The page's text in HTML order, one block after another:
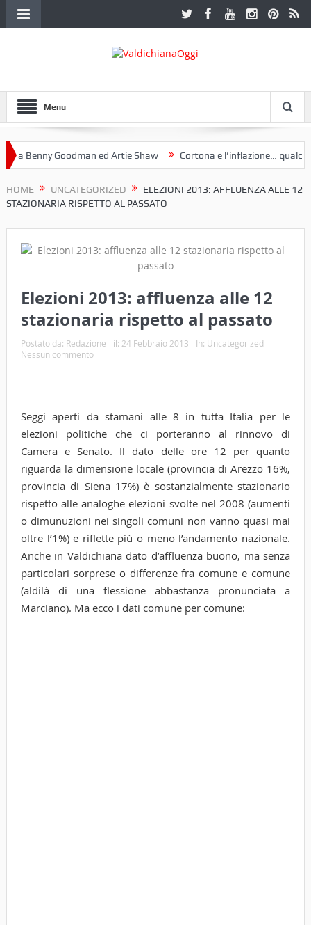
Menu
Benny Goodman ed Artie Shaw Cortona e l’inflazione… qualche
HOME UNCATEGORIZED
ELEZIONI 2013: AFFLUENZA ALLE 12
STAZIONARIA RISPETTO AL PASSATO
Elezioni 2013: affluenza alle 12
stazionaria rispetto al passato
Postato da: Redazione il: 24 Febbraio 2013 In: Uncategorized
Nessun commento
Seggi aperti da stamani alle 8 in tutta Italia per le
elezioni politiche che ci porteranno al rinnovo di
Camera e Senato. Il dato delle ore 12 per quanto
riguarda la dimensione locale (provincia di Arezzo 16%,
provincia di Siena 17%) è sostanzialmente stazionario
rispetto alle analoghe elezioni svolte nel 2008 (aumenti
o dimunuzioni nei singoli comuni non vanno quasi mai
oltre l’1%) e riflette più o meno l’andamento nazionale.
Anche in Valdichiana dato d’affluenza buono, ma senza
particolari sorprese o differenze fra comune e comune
(aldilà di una flessione abbastanza pronunciata a
Marciano). Ma ecco i dati comune per comune: